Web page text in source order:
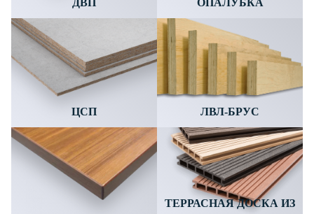
ДВП ОПАЛУБКА
ЦСП ЛВЛ-БРУС
ТЕРРАСНАЯ ДОСКА ИЗ